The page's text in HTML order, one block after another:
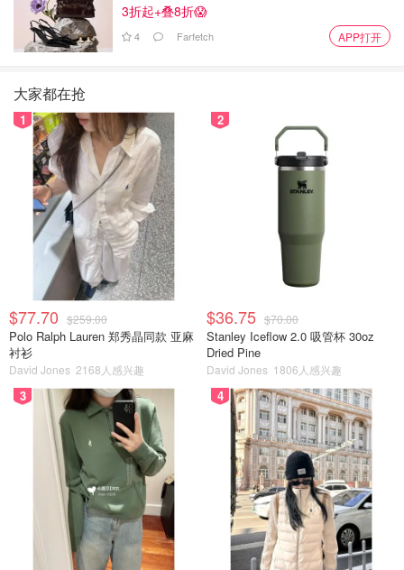
3折起+叠8折😱
4 Farfetch APP打开
大家都在抢
1
$77.70 $259.00
Polo Ralph Lauren 郑秀晶同款 亚麻
衬衫
David Jones 2168人感兴趣
2
$36.75 $70.00
Stanley Iceflow 2.0 吸管杯 30oz
Dried Pine
David Jones 1806人感兴趣
3 4